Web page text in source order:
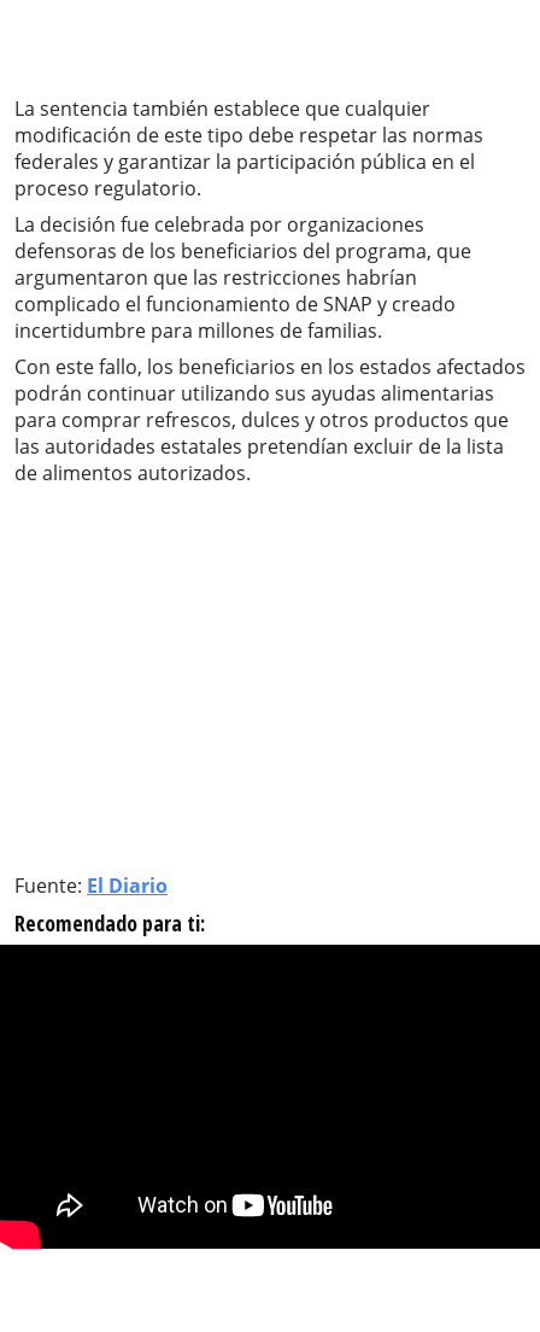
La sentencia también establece que cualquier
modificación de este tipo debe respetar las normas
federales y garantizar la participación pública en el
proceso regulatorio.
La decisión fue celebrada por organizaciones
defensoras de los beneficiarios del programa, que
argumentaron que las restricciones habrían
complicado el funcionamiento de SNAP y creado
incertidumbre para millones de familias.
Con este fallo, los beneficiarios en los estados afectados
podrán continuar utilizando sus ayudas alimentarias
para comprar refrescos, dulces y otros productos que
las autoridades estatales pretendían excluir de la lista
de alimentos autorizados.
Fuente: El Diario
Recomendado para ti: